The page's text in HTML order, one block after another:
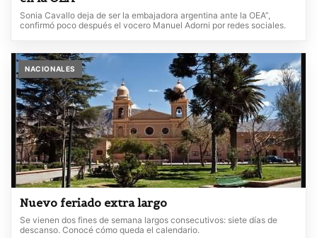
Sonia Cavallo deja de ser la embajadora argentina ante la OEA”,
confirmó poco después el vocero Manuel Adorni por redes sociales.
NACIONALES
Nuevo feriado extra largo
Se vienen dos fines de semana largos consecutivos: siete días de
descanso. Conocé cómo queda el calendario.